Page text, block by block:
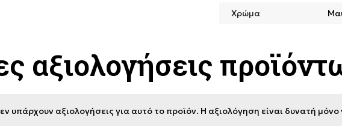
Χρώμα
αξιολογήσεις
υπάρχουν αξιολογήσεις για αυτό το προϊόν. Η αξιολόγηση είναι δυνατή